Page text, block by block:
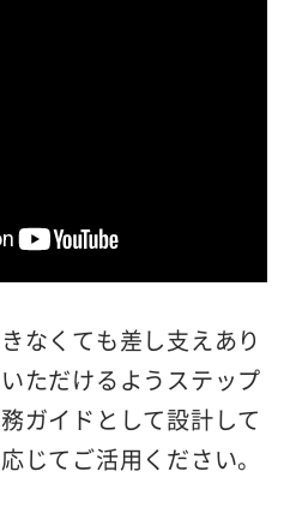
なくても差し支えあり
ただけるようステップ
ガイドとして設計して
じてご活用ください。